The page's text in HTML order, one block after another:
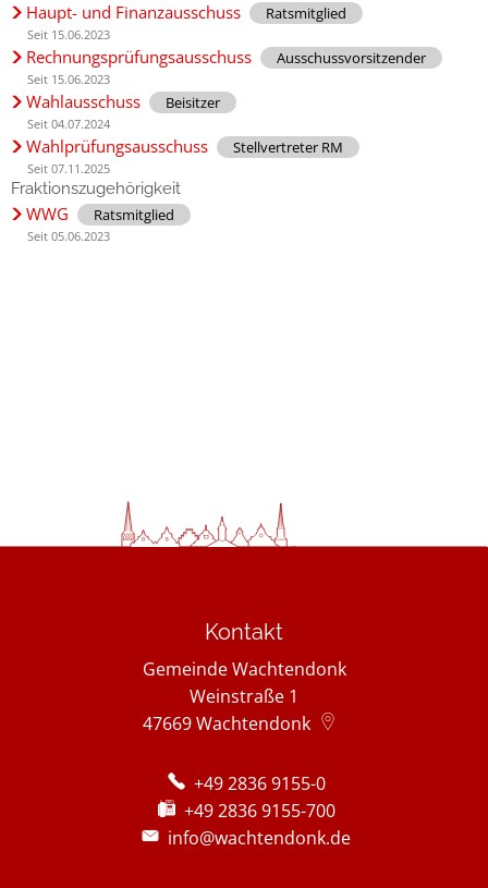
Haupt- und Finanzausschuss Ratsmitglied
Seit 15.06.2023
Rechnungsprüfungsausschuss Ausschussvorsitzender
Seit 15.06.2023
Wahlausschuss Beisitzer
Seit 04.07.2024
Wahlprüfungsausschuss Stellvertreter RM
Seit 07.11.2025
Fraktionszugehörigkeit
WWG Ratsmitglied
Seit 05.06.2023
Kontakt
Gemeinde Wachtendonk
Weinstraße 1
47669Wachtendonk
+49 2836 9155-0
+49 2836 9155-700
info@wachtendonk.de